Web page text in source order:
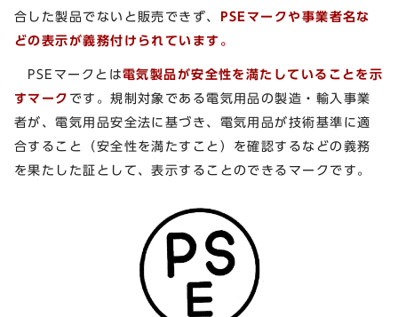
合した製品でないと販売できず、
PSEマークや事業者名な
どの表示が義務付けられています。
PSEマークとは電気製品が安全性を満たしていることを示
すマーク です。規制対象である電気用品の製造・輸入事業
者が、電気用品安全法に基づき、電気用品が技術基準に適
合すること（安全性を満たすこと）を確認するなどの義務
を果たした証として、表示することのできるマークです。